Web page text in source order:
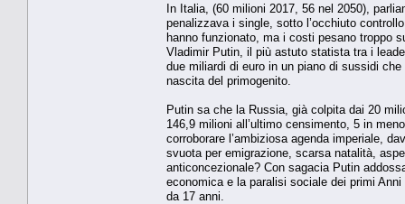
In Italia, (60 milioni 2017, 56 nel 2050),
penalizzava i single, sotto l’occhiuto
hanno funzionato, ma i costi pesano troppo
Vladimir Putin, il più astuto statista tra i
due miliardi di euro in un piano di sussidi
nascita del primogenito.
Putin sa che la Russia, già colpita dai 20
146,9 milioni all’ultimo censimento, 5 in
corroborare l’ambiziosa agenda imperiale,
svuota per emigrazione, scarsa natalità,
anticoncezionale? Con sagacia Putin
economica e la paralisi sociale dei primi
da 17 anni.